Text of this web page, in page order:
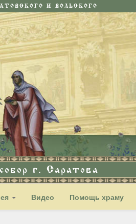
И ВОЛЬСКОГО
г. Саратова
Видео Помощь храму